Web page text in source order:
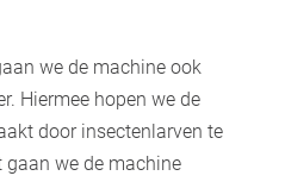
we de machine ook
Hiermee hopen we de
door insectenlarven te
we de machine